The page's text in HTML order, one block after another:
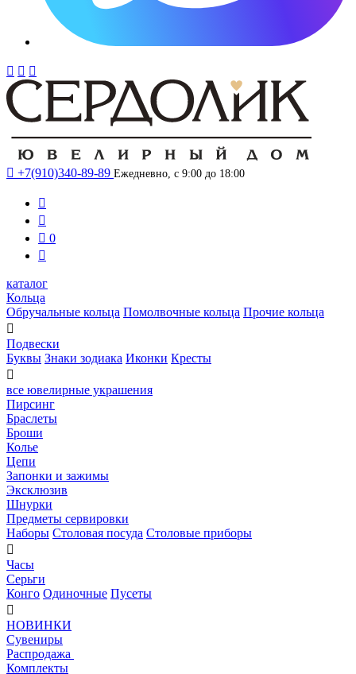
  
 +7(910)340-89-89 Ежедневно, с 9:00 до 18:00


 0

каталог
Кольца
Обручальные кольца Помолвочные кольца Прочие кольца

Подвески
Буквы Знаки зодиака Иконки Кресты

все ювелирные украшения
Пирсинг
Браслеты
Броши
Колье
Цепи
Запонки и зажимы
Эксклюзив
Шнурки
Предметы сервировки
Наборы Столовая посуда Столовые приборы

Часы
Серьги
Конго Одиночные Пусеты

НОВИНКИ
Сувениры
Распродажа
Комплекты